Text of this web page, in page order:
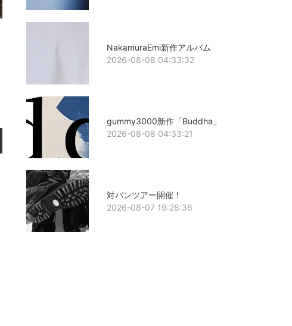
NakamuraEmi新作アルバム
2026-08-08 04:33:32
gummy3000新作「Buddha」
2026-08-08 04:33:21
対バンツアー開催！
2026-08-07 19:28:36